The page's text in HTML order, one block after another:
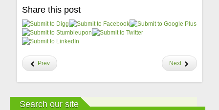
Share this post
Prev Next
Search our site